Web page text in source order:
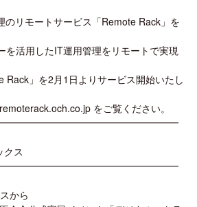
リモートサービス「Remote Rack」を
活用したIT運用管理をリモートで実現
」を2月1日よりサービス開始いたし
をご覧ください。
クス
から